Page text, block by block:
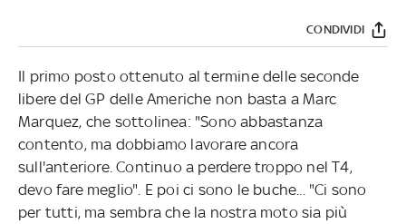
CONDIVIDI
Il primo posto ottenuto al termine delle seconde
libere del GP delle Americhe non basta a Marc
Marquez, che sottolinea: "Sono abbastanza
contento, ma dobbiamo lavorare ancora
sull'anteriore. Continuo a perdere troppo nel T4,
devo fare meglio". E poi ci sono le buche... "Ci sono
per tutti, ma sembra che la nostra moto sia più